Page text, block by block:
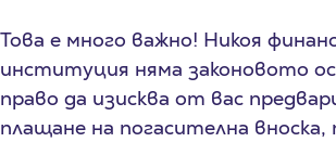
Това е много важно! Никоя
институция няма законовото
право да изисква от вас
плащане на погасителна вноска,